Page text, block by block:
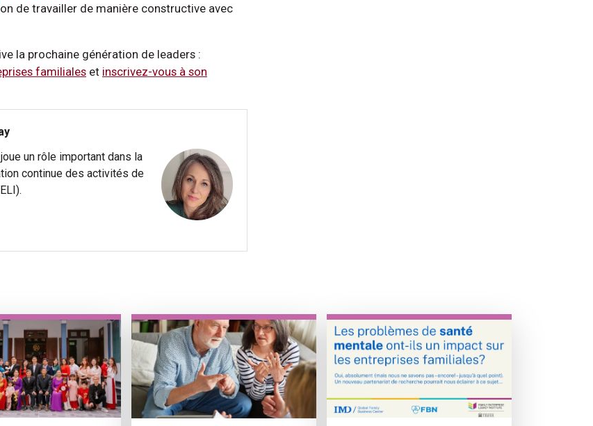
de travailler de manière constructive avec
la prochaine génération de leaders :
familiales et inscrivez-vous à son
un rôle important dans la
continue des activités de